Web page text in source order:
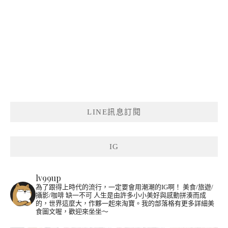
LINE訊息訂閱
IG
lv99up
為了跟得上時代的流行，一定要會用潮潮的IG啊！ 美食/旅遊/
攝影/咖啡 缺一不可 人生是由許多小小美好與感動拼湊而成
的，世界這麼大，作夥一起來淘寶。我的部落格有更多詳細美
食圖文喔，歡迎來坐坐～